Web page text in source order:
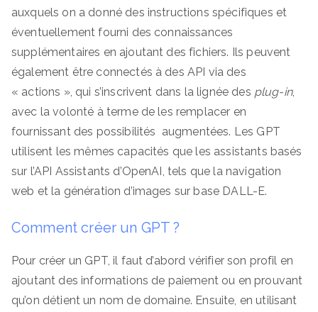
auxquels on a donné des instructions spécifiques et
éventuellement fourni des connaissances
supplémentaires en ajoutant des fichiers. Ils peuvent
également être connectés à des API via des
« actions », qui s’inscrivent dans la lignée des plug-in,
avec la volonté à terme de les remplacer en
fournissant des possibilités augmentées. Les GPT
utilisent les mêmes capacités que les assistants basés
sur l’API Assistants d’OpenAI, tels que la navigation
web et la génération d’images sur base DALL-E.
Comment créer un GPT ?
Pour créer un GPT, il faut d’abord vérifier son profil en
ajoutant des informations de paiement ou en prouvant
qu’on détient un nom de domaine. Ensuite, en utilisant